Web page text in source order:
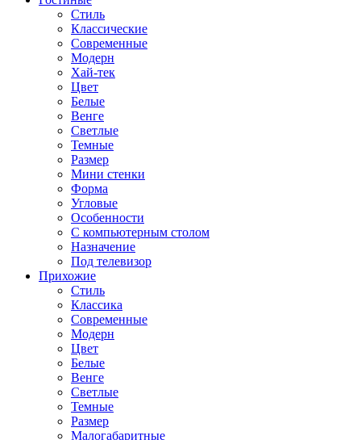
Стиль
Классические
Современные
Модерн
Хай-тек
Цвет
Белые
Венге
Светлые
Темные
Размер
Мини стенки
Форма
Угловые
Особенности
С компьютерным столом
Назначение
Под телевизор
Прихожие
Стиль
Классика
Современные
Модерн
Цвет
Белые
Венге
Светлые
Темные
Размер
Малогабаритные